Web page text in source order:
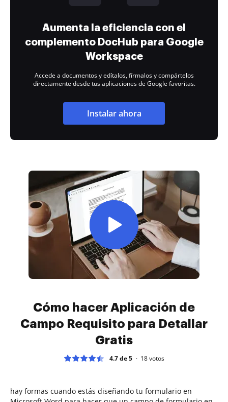
Aumenta la eficiencia con el
complemento DocHub para Google
Workspace
Accede a documentos y edítalos, fírmalos y compártelos
directamente desde tus aplicaciones de Google favoritas.
Instalar ahora
Cómo hacer Aplicación de
Campo Requisito para Detallar
Gratis
4.7 de 5 18votos
hay formas cuando estás diseñando tu formulario en